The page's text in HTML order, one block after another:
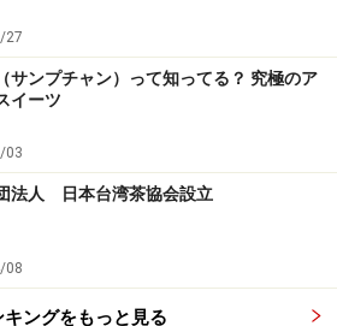
27
サンプチャン）って知ってる？ 究極のア
イーツ
03
法人 日本台湾茶協会設立
08
キングをもっと見る